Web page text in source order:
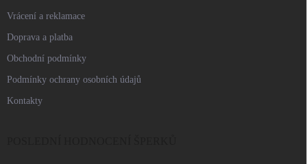
Vrácení a reklamace
Doprava a platba
Obchodní podmínky
Podmínky ochrany osobních údajů
Kontakty